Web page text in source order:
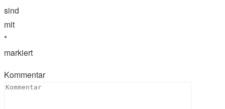
sind
mit
*
markiert
Kommentar